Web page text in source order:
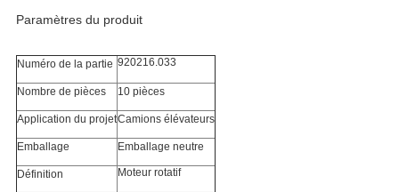
Paramètres du produit
Numéro de la partie 920216.033
Nombre de pièces 10 pièces
Application du projetCamions élévateurs
Emballage Emballage neutre
Définition Moteur rotatif